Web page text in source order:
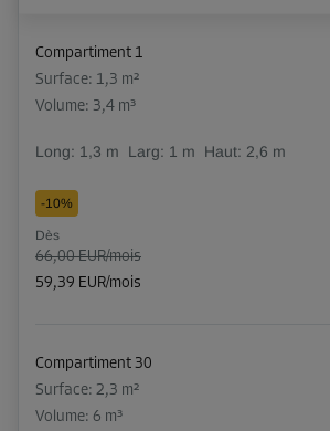
Compartiment 1
Surface: 1,3 m²
Volume: 3,4 m³
Long: 1,3 m Larg: 1 m Haut: 2,6 m
-10%
Dès
66,00 EUR/mois
59,39 EUR/mois
Compartiment 30
Surface: 2,3 m²
Volume: 6 m³